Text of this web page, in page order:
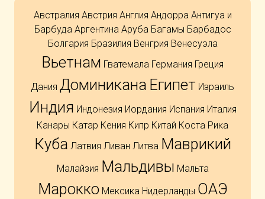
Австралия Австрия Англия Андорра Антигуа и
Барбуда Аргентина Аруба Багамы Барбадос
Болгария Бразилия Венгрия Венесуэла
Вьетнам Гватемала Германия Греция
Дания Доминикана Египет Израиль
Индия Индонезия Иордания Испания Италия
Канары Катар Кения Кипр Китай Коста Рика
Куба Латвия Ливан Литва Маврикий
Малайзия Мальдивы Мальта
Марокко Мексика Нидерланды ОАЭ